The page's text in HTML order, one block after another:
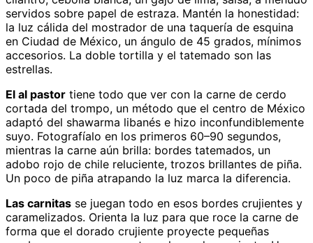
servidos sobre papel de estraza. Mantén la honestidad:
la luz cálida del mostrador de una taquería de esquina
en Ciudad de México, un ángulo de 45 grados, mínimos
accesorios. La doble tortilla y el tatemado son las
estrellas.
El al pastor tiene todo que ver con la carne de cerdo
cortada del trompo, un método que el centro de México
adaptó del shawarma libanés e hizo inconfundiblemente
suyo. Fotografíalo en los primeros 60–90 segundos,
mientras la carne aún brilla: bordes tatemados, un
adobo rojo de chile reluciente, trozos brillantes de piña.
Un poco de piña atrapando la luz marca la diferencia.
Las carnitas se juegan todo en esos bordes crujientes y
caramelizados. Orienta la luz para que roce la carne de
forma que el dorado crujiente proyecte pequeñas